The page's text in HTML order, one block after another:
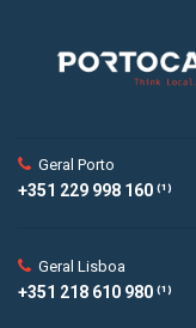
Geral Porto
+351 229 998 160 ⁽¹⁾
Geral Lisboa
+351 218 610 980 ⁽¹⁾